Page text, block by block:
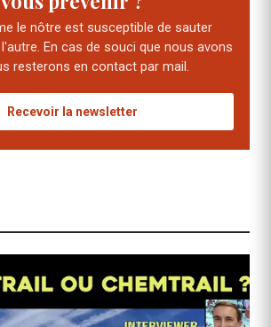
le nôtre est susceptible de sauter
En cas de souci que nous avons
resterons en contact par mail.
Recevoir la newsletter